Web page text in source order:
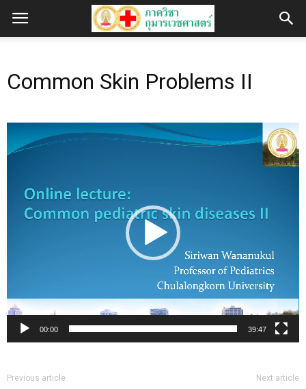
Common Skin Problems II
Player
00:00 39:47
Previous article Next article